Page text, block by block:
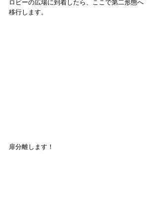
ロビーの広場に到着したら、ここで第二形態へ
移行します。
扉分離します！